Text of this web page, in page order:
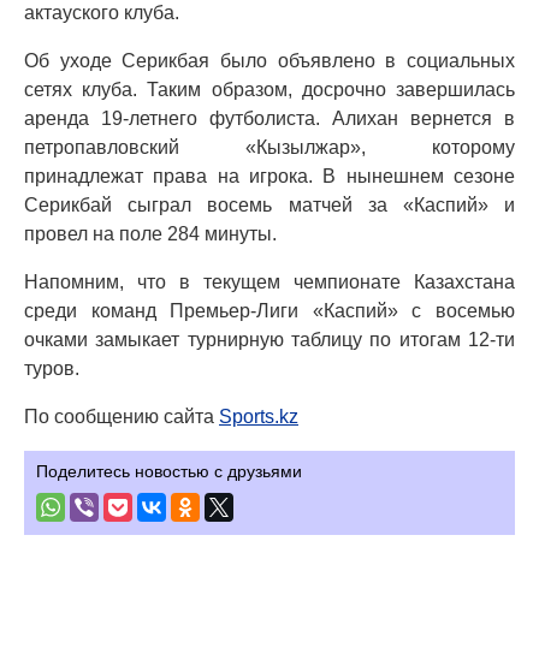
актауского клуба.
Об уходе Серикбая было объявлено в социальных
сетях клуба. Таким образом, досрочно завершилась
аренда 19-летнего футболиста. Алихан вернется в
петропавловский «Кызылжар», которому
принадлежат права на игрока. В нынешнем сезоне
Серикбай сыграл восемь матчей за «Каспий» и
провел на поле 284 минуты.
Напомним, что в текущем чемпионате Казахстана
среди команд Премьер-Лиги «Каспий» с восемью
очками замыкает турнирную таблицу по итогам 12-ти
туров.
По сообщению сайта Sports.kz
Поделитесь новостью с друзьями